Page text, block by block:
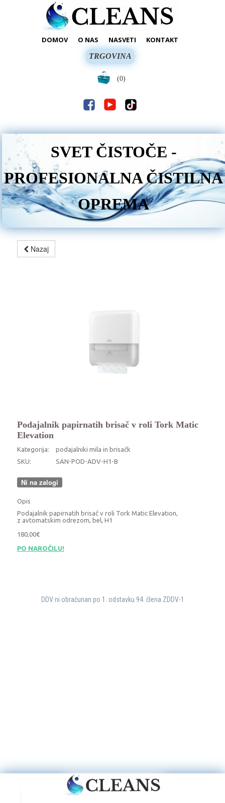
SVET ČISTOČE -
PROFESIONALNA ČISTILNA
OPREMA
Nazaj
Podajalnik papirnatih brisač v roli Tork Matic
Elevation
Kategorija:
podajalniki mila in brisačk
SKU:
SAN-POD-ADV-H1-B
Ni na zalogi
Opis
Podajalnik papirnatih brisač v roli Tork Matic Elevation,
z avtomatskim odrezom, bel, H1
180,00€
PO NAROČILU!
DDV ni obračunan po 1. odstavku 94. člena ZDDV-1
DOMOV O NAS NASVETI KONTAKT
TRGOVINA
(0)